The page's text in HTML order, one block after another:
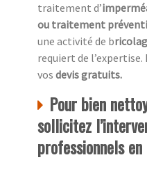
traitement d’
ou traitement
une activité de b
requiert de
vos devis gratuits.
Pour bien
sollicitez
professionnels